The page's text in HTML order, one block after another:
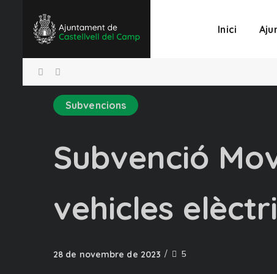
Inici
Subvencions
Subvenció
vehicles
28 de novembre de 2023 5